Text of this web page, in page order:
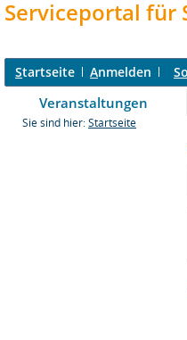
Serviceportal für
Startseite Anmelden
Veranstaltungen
Sie sind hier: Startseite